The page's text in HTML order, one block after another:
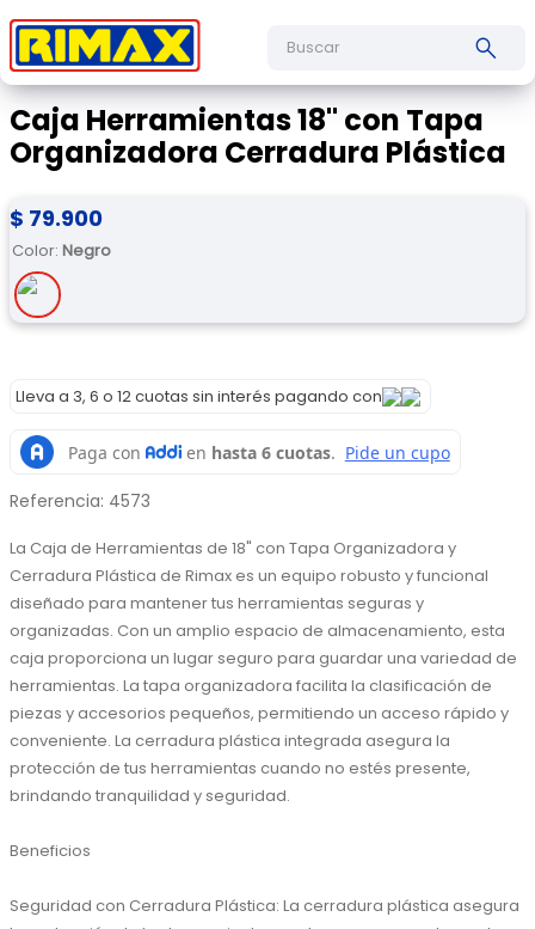
Caja Herramientas 18" con Tapa
Organizadora Cerradura Plástica
$ 79.900
Color: Negro
Lleva a 3, 6 o 12 cuotas sin interés pagando con
Referencia: 4573
La Caja de Herramientas de 18" con Tapa Organizadora y
Cerradura Plástica de Rimax es un equipo robusto y funcional
diseñado para mantener tus herramientas seguras y
organizadas. Con un amplio espacio de almacenamiento, esta
caja proporciona un lugar seguro para guardar una variedad de
herramientas. La tapa organizadora facilita la clasificación de
piezas y accesorios pequeños, permitiendo un acceso rápido y
conveniente. La cerradura plástica integrada asegura la
protección de tus herramientas cuando no estés presente,
brindando tranquilidad y seguridad.
Beneficios
Seguridad con Cerradura Plástica: La cerradura plástica asegura